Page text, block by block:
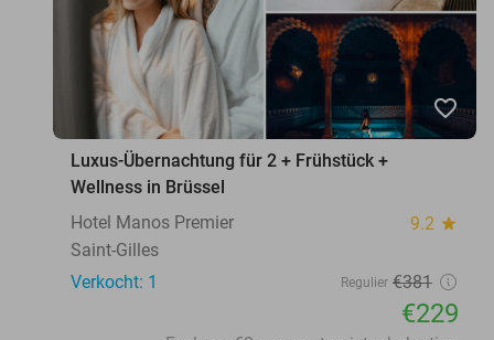
favorite_border
Luxus-Übernachtung für 2 + Frühstück +
Wellness in Brüssel
Hotel Manos Premier
9.2 star
Saint-Gilles
Verkocht: 1
Regulier €381
€229